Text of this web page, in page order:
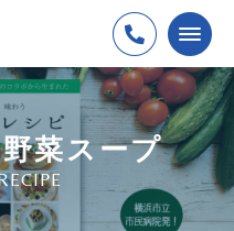
菜スープ